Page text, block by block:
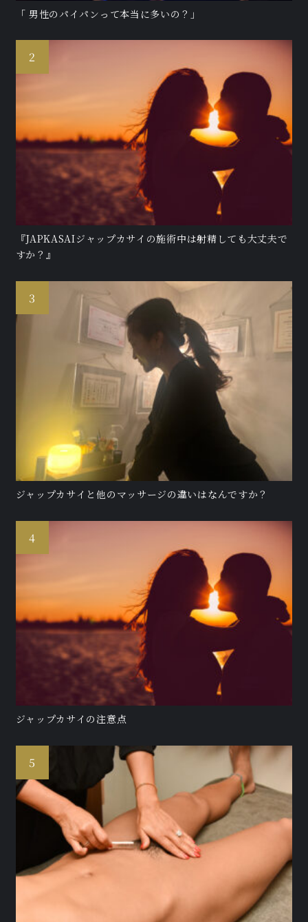
「 男性のパイパンって本当に多いの？」
『JAPKASAIジャップカサイの施術中は射精しても大丈夫で
すか？』
ジャップカサイと他のマッサージの違いはなんですか？
ジャップカサイの注意点